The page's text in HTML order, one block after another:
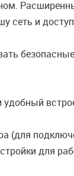
сеть и
(для
для